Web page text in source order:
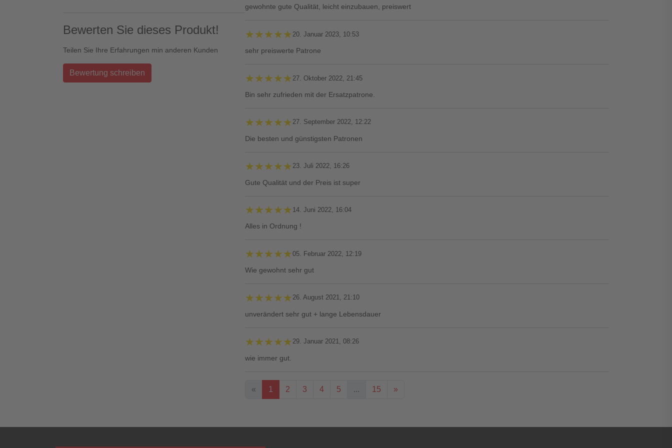
Bewerten Sie dieses Produkt!
Teilen Sie Ihre Erfahrungen min anderen Kunden
Bewertung schreiben
gewohnte gute Qualität, leicht einzubauen, preiswert
★★★★★
★★★★★ 20. Januar 2023, 10:53
sehr preiswerte Patrone
★★★★★
★★★★★ 27. Oktober 2022, 21:45
Bin sehr zufrieden mit der Ersatzpatrone.
★★★★★
★★★★★ 27. September 2022, 12:22
Die besten und günstigsten Patronen
★★★★★
★★★★★ 23. Juli 2022, 16:26
Gute Qualität und der Preis ist super
★★★★★
★★★★★ 14. Juni 2022, 16:04
Alles in Ordnung !
★★★★★
★★★★★05. Februar 2022, 12:19
Wie gewohnt sehr gut
★★★★★
★★★★★ 26. August 2021, 21:10
unverändert sehr gut + lange Lebensdauer
★★★★★
★★★★★ 29. Januar 2021, 08:26
wie immer gut.
« 1 2 3 4 5 ... 15 »